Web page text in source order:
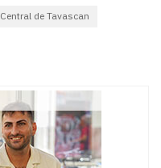
Central de Tavascan